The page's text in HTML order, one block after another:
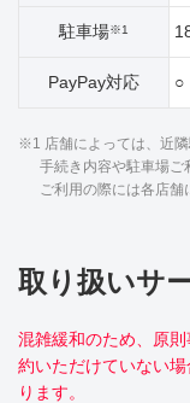
駐車場※1
PayPay対応 ○
※1 店舗によっては、近
手続き内容や駐車場ご
ご利用の際には各店舗
取り扱いサ
混雑緩和のため、原
約いただけていない
ります。